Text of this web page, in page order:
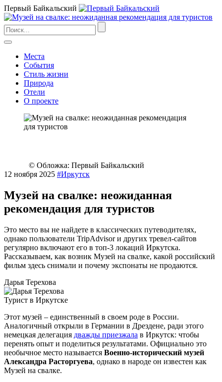
Первый Байкальский
Места
События
Стиль жизни
Природа
Отели
О проекте
© Обложка: Первый Байкальский
12 ноября 2025 #Иркутск
Музей на свалке: неожиданная
рекомендация для туристов
Это место вы не найдете в классических путеводителях,
однако пользователи TripAdvisor и других тревел-сайтов
регулярно включают его в топ-3 локаций Иркутска.
Рассказываем, как возник Музей на свалке, какой российский
фильм здесь снимали и почему экспонаты не продаются.
Дарья Терехова
Турист в Иркутске
Этот музей – единственный в своем роде в России.
Аналогичный открыли в Германии в Дрездене, ради этого
немецкая делегация дважды приезжала в Иркутск: чтобы
перенять опыт и поделиться результатами. Официально это
необычное место называется Военно-исторический музей
Александра Расторгуева, однако в народе он известен как
Музей на свалке.